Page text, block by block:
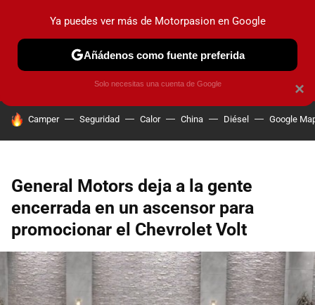
PRUEBAS COCHES ELÉCTRICOS OBSERVATORIO
HOY SE HABLA DE
Camper Seguridad Calor China Diésel Google
General Motors deja a la gente
encerrada en un ascensor para
promocionar el Chevrolet Volt
×
Ya puedes ver más de Motorpasion en Google
Añádenos como fuente preferida
Solo necesitas una cuenta de Google